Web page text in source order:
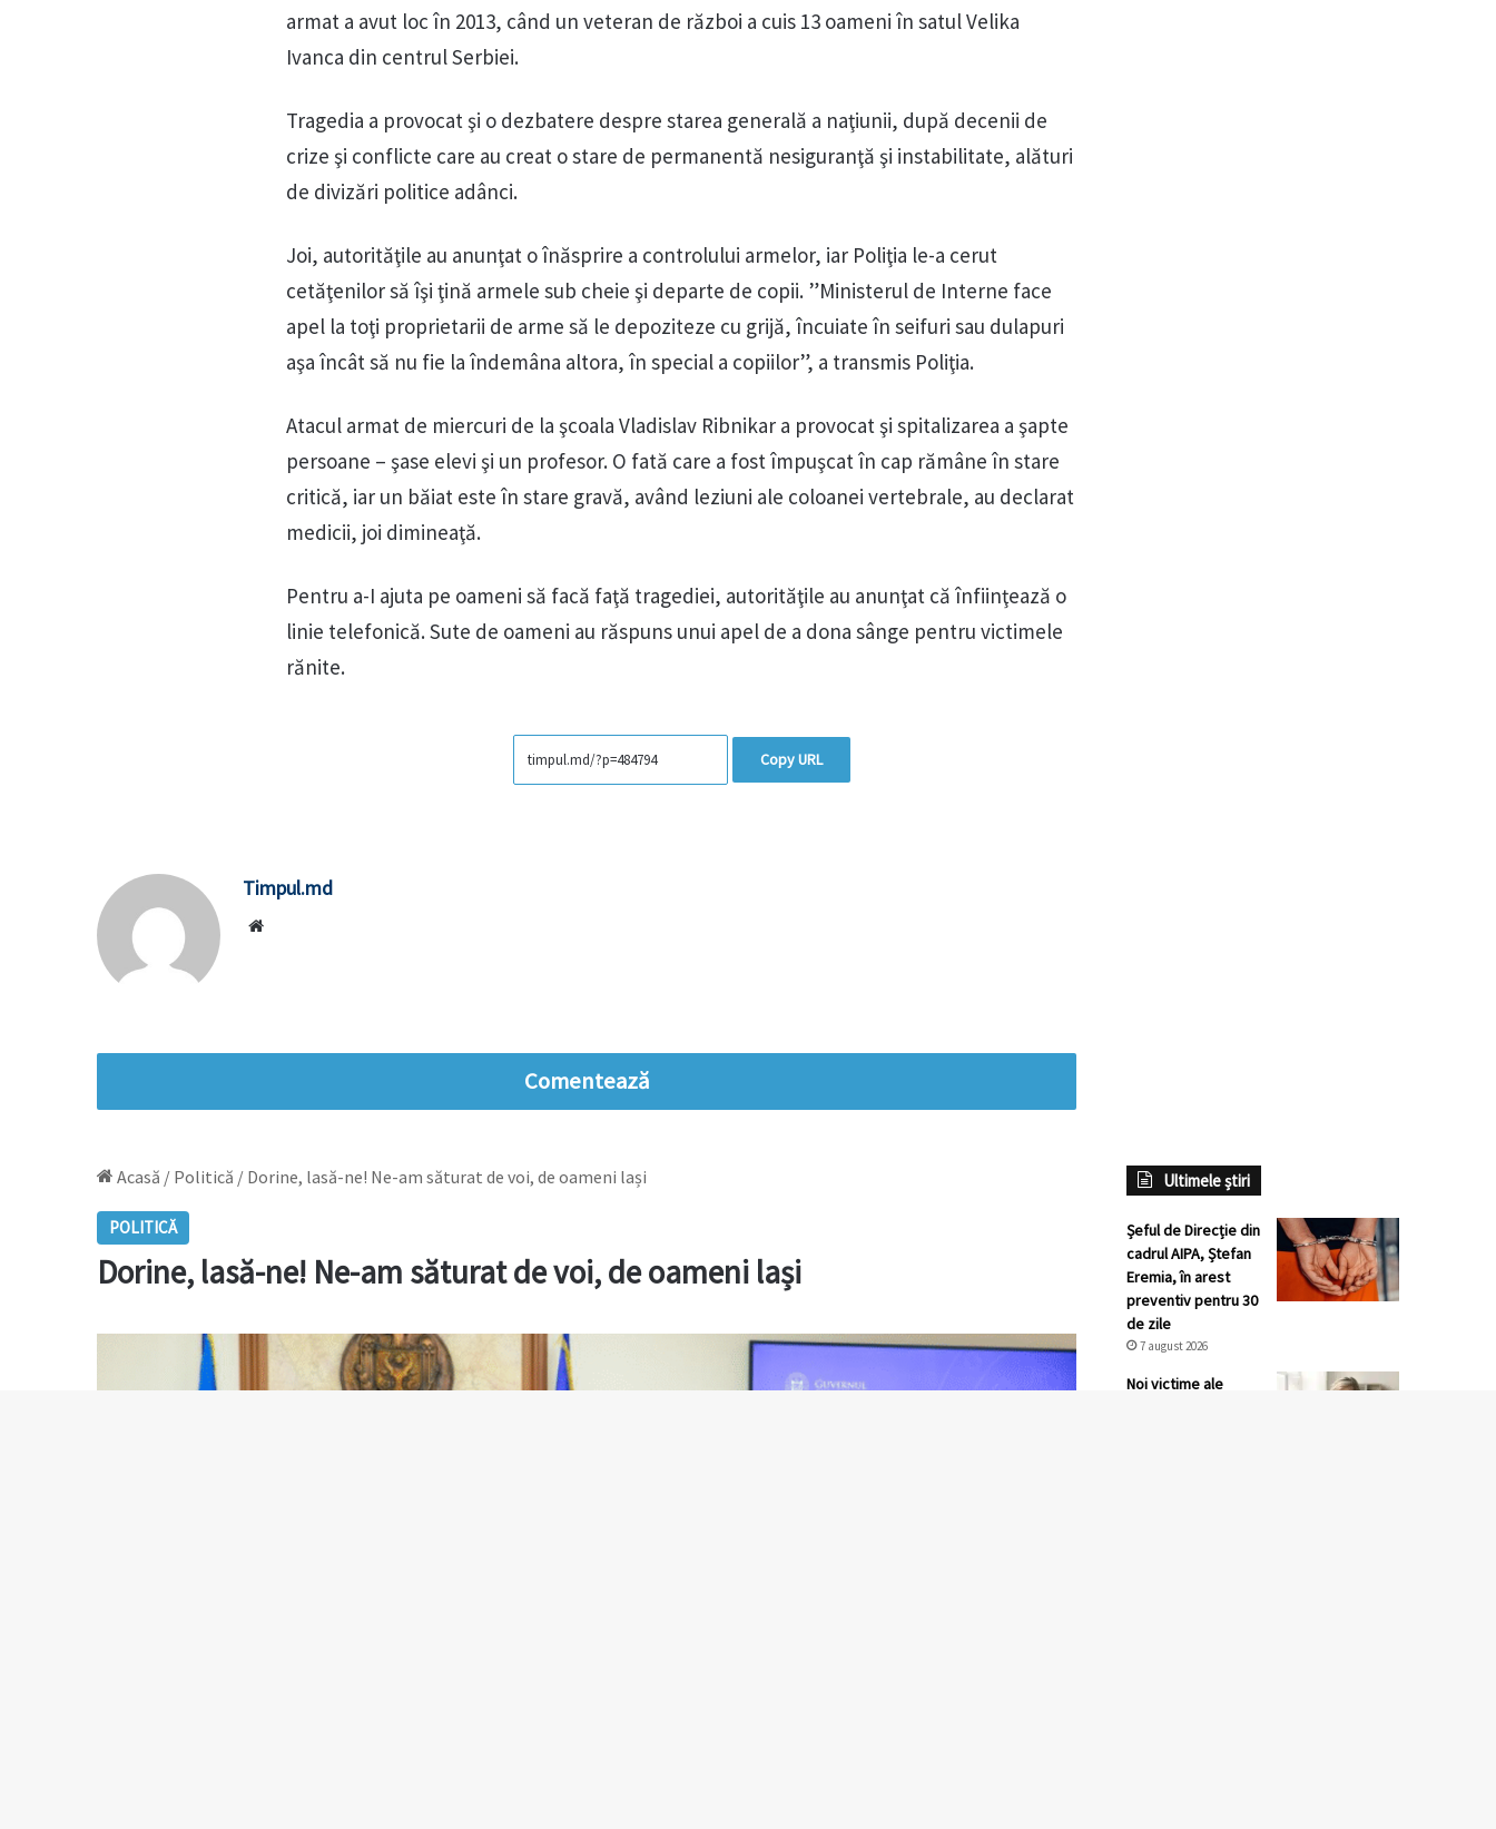
armat a avut loc în 2013, când un veteran de război a cuis 13 oameni în satul Velika
Ivanca din centrul Serbiei.
Tragedia a provocat şi o dezbatere despre starea generală a naţiunii, după decenii de
crize şi conflicte care au creat o stare de permanentă nesiguranţă şi instabilitate, alături
de divizări politice adânci.
Joi, autorităţile au anunţat o înăsprire a controlului armelor, iar Poliţia le-a cerut
cetăţenilor să îşi ţină armele sub cheie şi departe de copii. ”Ministerul de Interne face
apel la toţi proprietarii de arme să le depoziteze cu grijă, încuiate în seifuri sau dulapuri
aşa încât să nu fie la îndemâna altora, în special a copiilor”, a transmis Poliţia.
Atacul armat de miercuri de la şcoala Vladislav Ribnikar a provocat şi spitalizarea a şapte
persoane – şase elevi şi un profesor. O fată care a fost împuşcat în cap rămâne în stare
critică, iar un băiat este în stare gravă, având leziuni ale coloanei vertebrale, au declarat
medicii, joi dimineaţă.
Pentru a-I ajuta pe oameni să facă faţă tragediei, autorităţile au anunţat că înfiinţează o
linie telefonică. Sute de oameni au răspuns unui apel de a dona sânge pentru victimele
rănite.
Copy URL
Timpul.md
Comentează